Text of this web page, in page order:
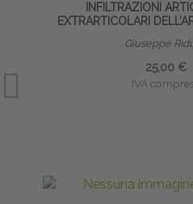
INFILTRAZIONI
EXTRARTICOLARI
Giuseppe
25,00 €
IVA